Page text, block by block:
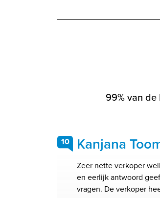
99% van
10 Kanjana
Zeer nette verkoper
en eerlijk antwoord
vragen. De verkoper